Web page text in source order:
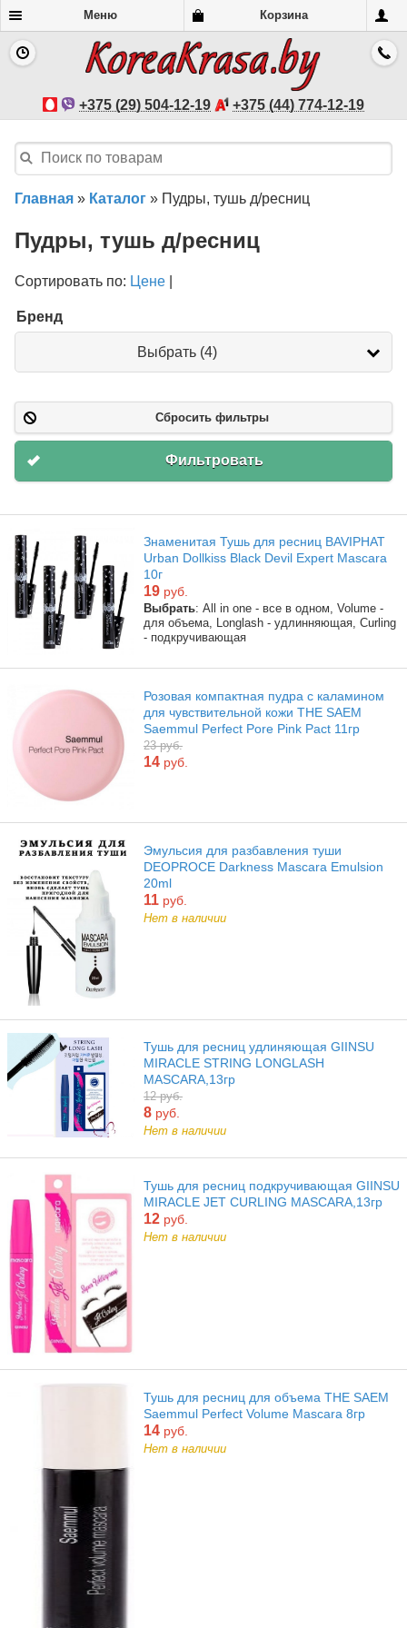
Меню Корзина
+375 (29) 504-12-19 +375 (44) 774-12-19
Главная » Каталог » Пудры, тушь д/ресниц
Пудры, тушь д/ресниц
Сортировать по: Цене
Бренд
Выбрать (4)
Сбросить фильтры
Фильтровать
Знаменитая Тушь для ресниц BAVIPHAT
Urban Dollkiss Black Devil Expert Mascara
10г
19 руб.
Выбрать: All in one - все в одном, Volume -
для объема, Longlash - удлинняющая, Curling
- подкручивающая
Розовая компактная пудра с каламином
для чувствительной кожи THE SAEM
Saemmul Perfect Pore Pink Pact 11гр
23 руб.
14 руб.
Эмульсия для разбавления туши
DEOPROCE Darkness Mascara Emulsion
20ml
11 руб.
Нет в наличии
Тушь для ресниц удлиняющая GIINSU
MIRACLE STRING LONGLASH
MASCARA,13гр
12 руб.
8 руб.
Нет в наличии
Тушь для ресниц подкручивающая GIINSU
MIRACLE JET CURLING MASCARA,13гр
12 руб.
Нет в наличии
Тушь для ресниц для объема THE SAEM
Saemmul Perfect Volume Mascara 8гр
14 руб.
Нет в наличии